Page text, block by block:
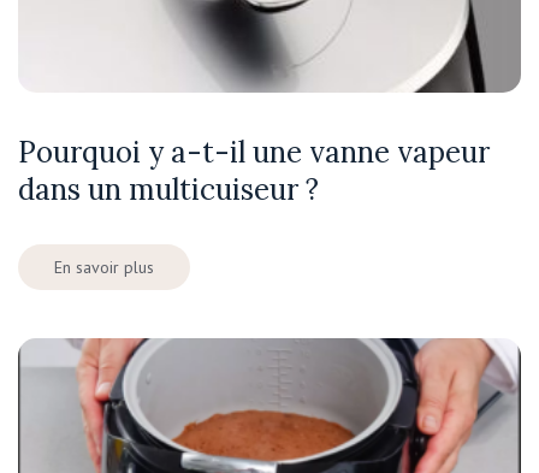
Pourquoi y a-t-il une vanne vapeur
dans un multicuiseur ?
En savoir plus